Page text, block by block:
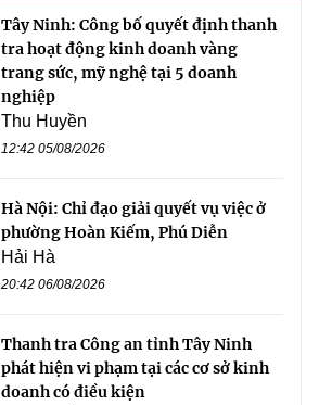
Tây Ninh: Công bố quyết định thanh
tra hoạt động kinh doanh vàng
trang sức, mỹ nghệ tại 5 doanh
nghiệp
Thu Huyền
12:42 05/08/2026
Hà Nội: Chỉ đạo giải quyết vụ việc ở
phường Hoàn Kiếm, Phú Diễn
Hải Hà
20:42 06/08/2026
Thanh tra Công an tỉnh Tây Ninh
phát hiện vi phạm tại các cơ sở kinh
doanh có điều kiện